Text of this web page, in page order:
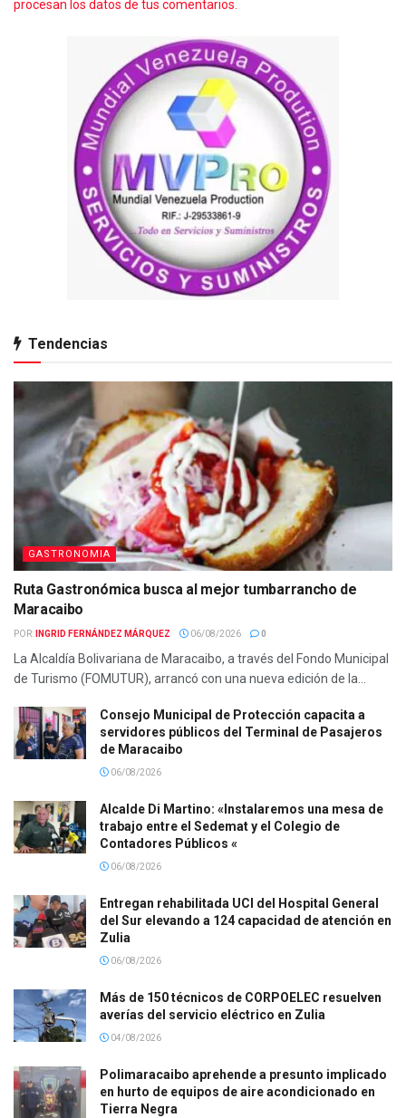
procesan los datos de tus comentarios.
Tendencias
GASTRONOMIA
Ruta Gastronómica busca al mejor tumbarrancho de
Maracaibo
POR: INGRID FERNÁNDEZ MÁRQUEZ 06/08/2026 0
La Alcaldía Bolivariana de Maracaibo, a través del Fondo Municipal
de Turismo (FOMUTUR), arrancó con una nueva edición de la...
Consejo Municipal de Protección capacita a
servidores públicos del Terminal de Pasajeros
de Maracaibo
06/08/2026
Alcalde Di Martino: «Instalaremos una mesa de
trabajo entre el Sedemat y el Colegio de
Contadores Públicos «
06/08/2026
Entregan rehabilitada UCI del Hospital General
del Sur elevando a 124 capacidad de atención en
Zulia
06/08/2026
Más de 150 técnicos de CORPOELEC resuelven
averías del servicio eléctrico en Zulia
04/08/2026
Polimaracaibo aprehende a presunto implicado
en hurto de equipos de aire acondicionado en
Tierra Negra